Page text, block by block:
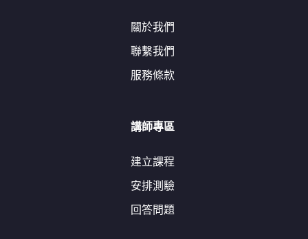
關於我們
聯繫我們
服務條款
講師專區
建立課程
安排測驗
回答問題